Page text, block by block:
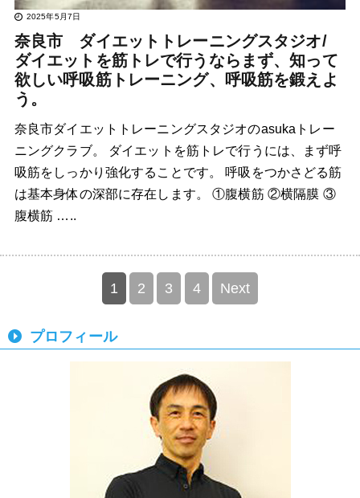
2025年5月7日
奈良市 ダイエットトレーニングスタジオ/
ダイエットを筋トレで行うならまず、知って
欲しい呼吸筋トレーニング、呼吸筋を鍛えよ
う。
奈良市ダイエットトレーニングスタジオのasukaトレー
ニングクラブ。 ダイエットを筋トレで行うには、まず呼
吸筋をしっかり強化することです。 呼吸をつかさどる筋
は基本身体の深部に存在します。 ①腹横筋 ②横隔膜 ③
腹横筋 …..
1 2 3 4 Next
プロフィール